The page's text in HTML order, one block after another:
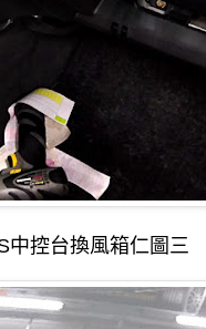
中控台換風箱仁圖三